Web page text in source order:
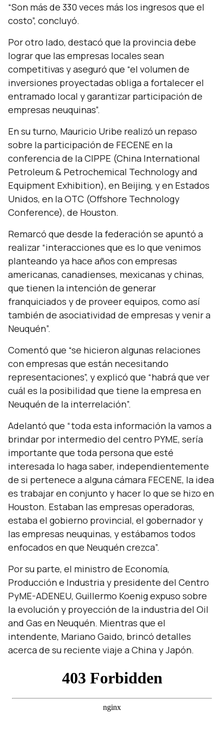
“Son más de 330 veces más los ingresos que el
costo”, concluyó.
Por otro lado, destacó que la provincia debe
lograr que las empresas locales sean
competitivas y aseguró que “el volumen de
inversiones proyectadas obliga a fortalecer el
entramado local y garantizar participación de
empresas neuquinas”.
En su turno, Mauricio Uribe realizó un repaso
sobre la participación de FECENE en la
conferencia de la CIPPE (China International
Petroleum & Petrochemical Technology and
Equipment Exhibition), en Beijing, y en Estados
Unidos, en la OTC (Offshore Technology
Conference), de Houston.
Remarcó que desde la federación se apuntó a
realizar “interacciones que es lo que venimos
planteando ya hace años con empresas
americanas, canadienses, mexicanas y chinas,
que tienen la intención de generar
franquiciados y de proveer equipos, como así
también de asociatividad de empresas y venir a
Neuquén”.
Comentó que “se hicieron algunas relaciones
con empresas que están necesitando
representaciones”, y explicó que “habrá que ver
cuál es la posibilidad que tiene la empresa en
Neuquén de la interrelación”.
Adelantó que “toda esta información la vamos a
brindar por intermedio del centro PYME, sería
importante que toda persona que esté
interesada lo haga saber, independientemente
de si pertenece a alguna cámara FECENE, la idea
es trabajar en conjunto y hacer lo que se hizo en
Houston. Estaban las empresas operadoras,
estaba el gobierno provincial, el gobernador y
las empresas neuquinas, y estábamos todos
enfocados en que Neuquén crezca”.
Por su parte, el ministro de Economía,
Producción e Industria y presidente del Centro
PyME-ADENEU, Guillermo Koenig expuso sobre
la evolución y proyección de la industria del Oil
and Gas en Neuquén. Mientras que el
intendente, Mariano Gaido, brincó detalles
acerca de su reciente viaje a China y Japón.